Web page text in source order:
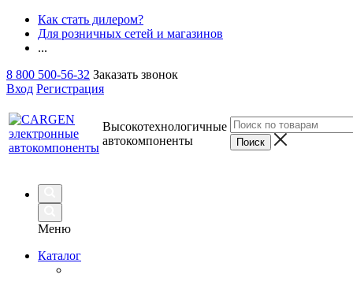
Как стать дилером?
Для розничных сетей и магазинов
...
8 800 500-56-32 Заказать звонок
Вход Регистрация
Высокотехнологичные
автокомпоненты
Меню
Каталог